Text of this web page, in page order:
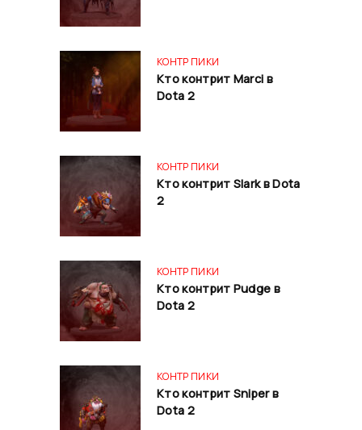
КОНТР ПИКИ
Кто контрит Marci в
Dota 2
КОНТР ПИКИ
Кто контрит Slark в Dota
2
КОНТР ПИКИ
Кто контрит Pudge в
Dota 2
КОНТР ПИКИ
Кто контрит Sniper в
Dota 2